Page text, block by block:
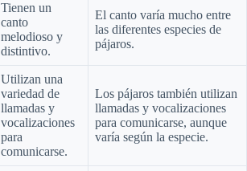
Tienen un
canto
melodioso y
distintivo.
El canto varía mucho entre
las diferentes especies de
pájaros.
Utilizan una
variedad de
llamadas y
vocalizaciones
para
comunicarse.
Los pájaros también utilizan
llamadas y vocalizaciones
para comunicarse, aunque
varía según la especie.